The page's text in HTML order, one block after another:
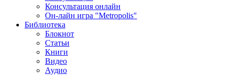
Консультация онлайн
Он-лайн игра "Metropolis"
Библиотека
Блокнот
Статьи
Книги
Видео
Аудио